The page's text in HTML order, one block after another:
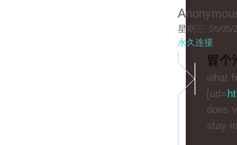
星期三, 06/05/
永久连接
冒个
what
[url=
does
stay